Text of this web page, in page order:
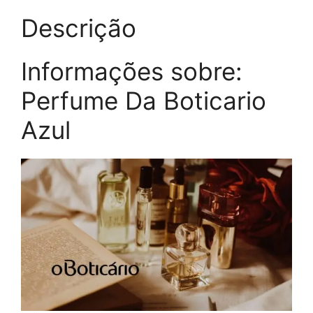
Descrição
Informações sobre:
Perfume Da Boticario
Azul